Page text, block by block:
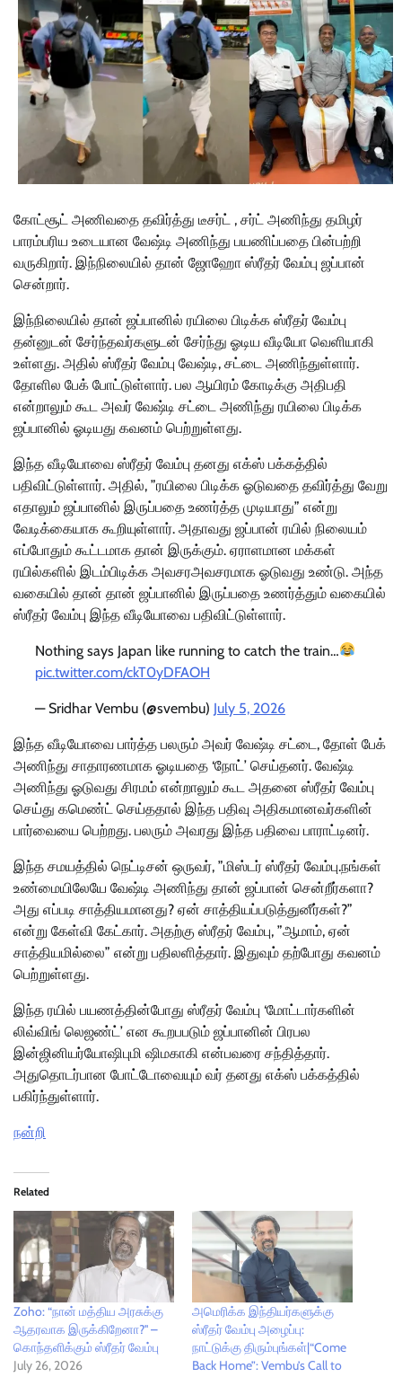
கோட்சூட் அணிவதை தவிர்த்து டீசர்ட் , சர்ட் அணிந்து தமிழர்
பாரம்பரிய உடையான வேஷ்டி அணிந்து பயணிப்பதை பின்பற்றி
வருகிறார். இந்நிலையில் தான் ஜோஹோ ஸ்ரீதர் வேம்பு ஜப்பான்
சென்றார்.
இந்நிலையில் தான் ஜப்பானில் ரயிலை பிடிக்க ஸ்ரீதர் வேம்பு
தன்னுடன் சேர்ந்தவர்களுடன் சேர்ந்து ஓடிய வீடியோ வெளியாகி
உள்ளது. அதில் ஸ்ரீதர் வேம்பு வேஷ்டி, சட்டை அணிந்துள்ளார்.
தோளில பேக் போட்டுள்ளார். பல ஆயிரம் கோடிக்கு அதிபதி
என்றாலும் கூட அவர் வேஷ்டி சட்டை அணிந்து ரயிலை பிடிக்க
ஜப்பானில் ஓடியது கவனம் பெற்றுள்ளது.
இந்த வீடியோவை ஸ்ரீதர் வேம்பு தனது எக்ஸ் பக்கத்தில்
பதிவிட்டுள்ளார். அதில், ”ரயிலை பிடிக்க ஓடுவதை தவிர்த்து வேறு
எதாலும் ஜப்பானில் இருப்பதை உணர்த்த முடியாது” என்று
வேடிக்கையாக கூறியுள்ளார். அதாவது ஜப்பான் ரயில் நிலையம்
எப்போதும் கூட்டமாக தான் இருக்கும். ஏராளமான மக்கள்
ரயில்களில் இடம்பிடிக்க அவசரஅவசரமாக ஓடுவது உண்டு. அந்த
வகையில் தான் தான் ஜப்பானில் இருப்பதை உணர்த்தும் வகையில்
ஸ்ரீதர் வேம்பு இந்த வீடியோவை பதிவிட்டுள்ளார்.
Nothing says Japan like running to catch the train…
pic.twitter.com/ckT0yDFAOH
— Sridhar Vembu (@svembu) July 5, 2026
இந்த வீடியோவை பார்த்த பலரும் அவர் வேஷ்டி சட்டை, தோள் பேக்
அணிந்து சாதாரணமாக ஓடியதை ‘நோட்’ செய்தனர். வேஷ்டி
அணிந்து ஓடுவது சிரமம் என்றாலும் கூட அதனை ஸ்ரீதர் வேம்பு
செய்து கமெண்ட் செய்ததால் இந்த பதிவு அதிகமானவர்களின்
பார்வையை பெற்றது. பலரும் அவரது இந்த பதிவை பாராட்டினர்.
இந்த சமயத்தில் நெட்டிசன் ஒருவர், ”மிஸ்டர் ஸ்ரீதர் வேம்பு.நங்கள்
உண்மையிலேயே வேஷ்டி அணிந்து தான் ஜப்பான் சென்றீர்களா?
அது எப்படி சாத்தியமானது? ஏன் சாத்தியப்படுத்துனீர்கள்?”
என்று கேள்வி கேட்கார். அதற்கு ஸ்ரீதர் வேம்பு, ”ஆமாம், ஏன்
சாத்தியமில்லை” என்று பதிலளித்தார். இதுவும் தற்போது கவனம்
பெற்றுள்ளது.
இந்த ரயில் பயணத்தின்போது ஸ்ரீதர் வேம்பு ‘மோட்டார்களின்
லிவ்விங் லெஜண்ட்’ என கூறபபடும் ஜப்பானின் பிரபல
இன்ஜினியர்யோஷிபுமி ஷிமகாகி என்பவரை சந்தித்தார்.
அதுதொடர்பான போட்டோவையும் வர் தனது எக்ஸ் பக்கத்தில்
பகிர்ந்துள்ளார்.
நன்றி
Related
Zoho: “நான் மத்திய அரசுக்கு
ஆதரவாக இருக்கிறேனா?'' –
கொந்தளிக்கும் ஸ்ரீதர் வேம்பு
July 26, 2026
அமெரிக்க இந்தியர்களுக்கு
ஸ்ரீதர் வேம்பு அழைப்பு:
நாட்டுக்கு திரும்புங்கள்|“Come
Back Home”: Vembu’s Call to